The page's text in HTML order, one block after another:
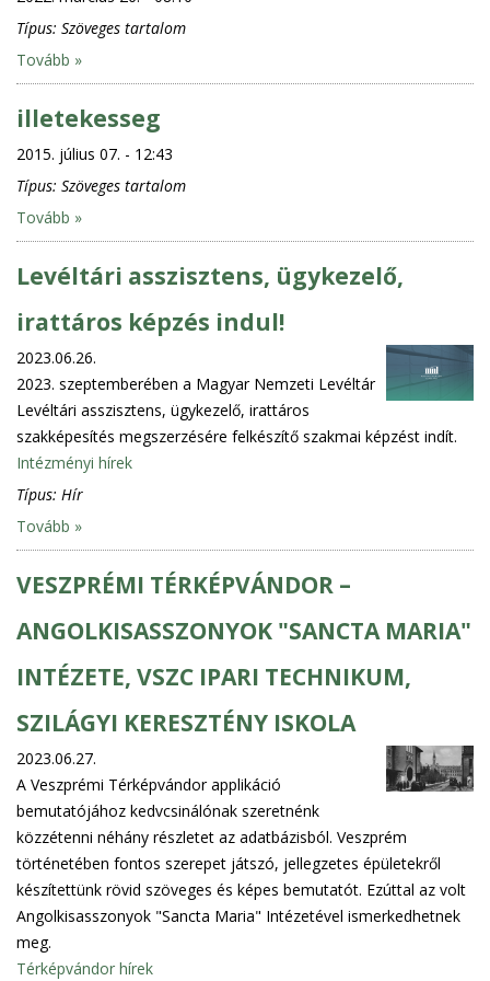
Típus: Szöveges tartalom
Tovább »
illetekesseg
2015. július 07. - 12:43
Típus: Szöveges tartalom
Tovább »
Levéltári asszisztens, ügykezelő,
irattáros képzés indul!
2023.06.26.
2023. szeptemberében a Magyar Nemzeti Levéltár
Levéltári asszisztens, ügykezelő, irattáros
szakképesítés megszerzésére felkészítő szakmai képzést indít.
Intézményi hírek
Típus: Hír
Tovább »
VESZPRÉMI TÉRKÉPVÁNDOR –
ANGOLKISASSZONYOK "SANCTA MARIA"
INTÉZETE, VSZC IPARI TECHNIKUM,
SZILÁGYI KERESZTÉNY ISKOLA
2023.06.27.
A Veszprémi Térképvándor applikáció
bemutatójához kedvcsinálónak szeretnénk
közzétenni néhány részletet az adatbázisból. Veszprém
történetében fontos szerepet játszó, jellegzetes épületekről
készítettünk rövid szöveges és képes bemutatót. Ezúttal az volt
Angolkisasszonyok "Sancta Maria" Intézetével ismerkedhetnek
meg.
Térképvándor hírek